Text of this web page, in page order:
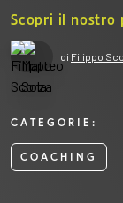
Scopri il nostro
di Filippo
CATEGORIE:
COACHING